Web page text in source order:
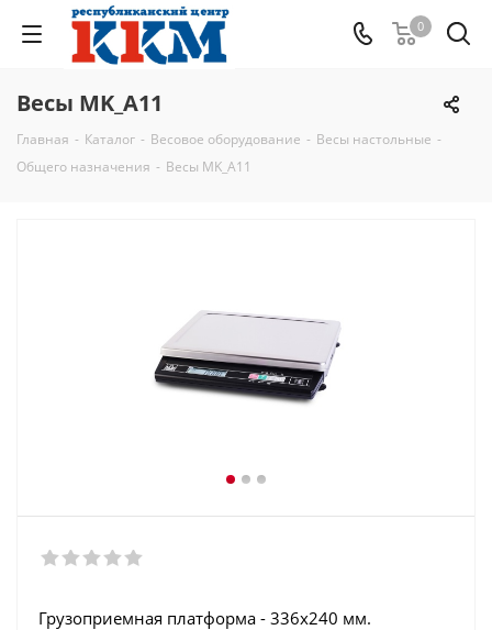
0
Весы MK_A11
Главная - Каталог - Весовое оборудование - Весы настольные -
Общего назначения - Весы MK_A11
Грузоприемная платформа - 336х240 мм.